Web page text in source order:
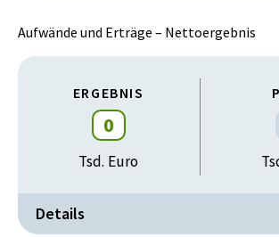
werden. Fälle, wie der der Schaffung
Datenquelle:
§ 38 Abs 1 Z 2 SPG sowie § 38 Abs. 4 Z 2
Artikel 2 § 1 Abs 1 SPG BGBl 152/2013
Zielerreichungsgrad des Meilensteins:
zur Gänze erreicht
Aufwände und Erträge – Nettoergebnis
ERGEBNIS
0
Tsd. Euro
Details